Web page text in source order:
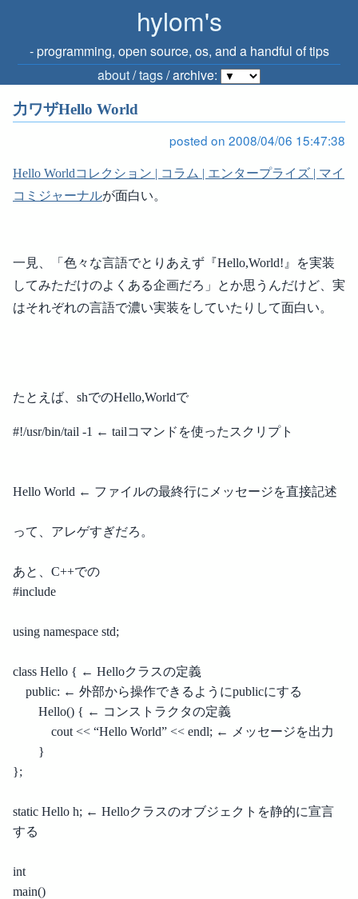
hylom's
‐ programming, open source, os, and a handful of tips
about/tags/ archive:
力ワザHello World
posted on 2008/04/06 15:47:38
Hello Worldコレクション | コラム | エンタープライズ | マイ
コミジャーナルが面白い。
一見、「色々な言語でとりあえず『Hello,World!』を実装
してみただけのよくある企画だろ」とか思うんだけど、実
はそれぞれの言語で濃い実装をしていたりして面白い。
たとえば、shでのHello,Worldで
#!/usr/bin/tail -1 ← tailコマンドを使ったスクリプト
Hello World ← ファイルの最終行にメッセージを直接記述
って、アレゲすぎだろ。
あと、C++での
#include
using namespace std;
class Hello { ← Helloクラスの定義
public: ← 外部から操作できるようにpublicにする
Hello() { ← コンストラクタの定義
cout << “Hello World” << endl; ← メッセージを出力
}
};
static Hello h; ← Helloクラスのオブジェクトを静的に宣言
する
int
main()